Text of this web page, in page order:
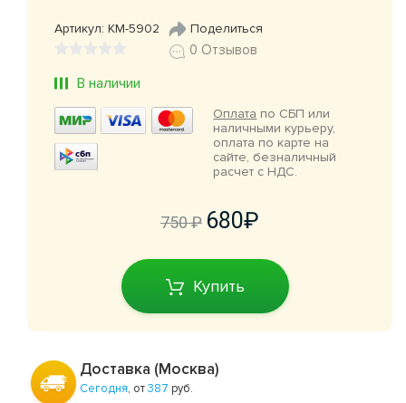
Артикул: КМ-5902 Поделиться
0 Отзывов
В наличии
Оплата по СБП или
наличными курьеру,
оплата по карте на
сайте, безналичный
расчет с НДС.
750 680
Купить
Доставка (Москва)
Сегодня, от387 руб.